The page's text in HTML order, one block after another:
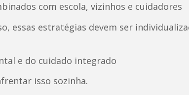
com escola, vizinhos e cuidadores
essas estratégias devem ser
e do cuidado integrado
isso sozinha.